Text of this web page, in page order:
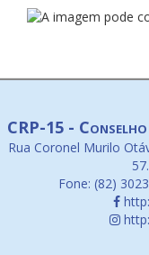
CRP-15 -
Rua Coronel Murilo
Fone: (82)